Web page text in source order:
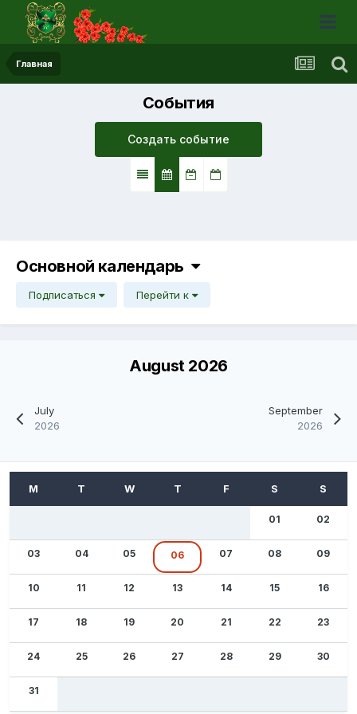
Главная
События
Создать событие
Основной календарь
Подписаться Перейти к
July
2026
August 2026
September
2026
01 02
03 04 05 06 07 08 09
10 11 12 13 14 15 16
17 18 19 20 21 22 23
24 25 26 27 28 29 30
31